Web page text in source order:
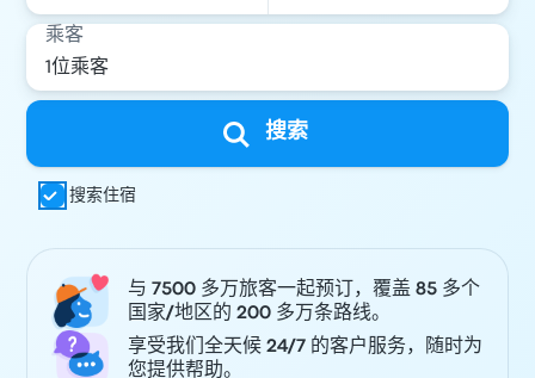
乘客
搜索
搜索住宿
与 7500 多万旅客一起预订，覆盖 85 多个
国家/地区的 200 多万条路线。
享受我们全天候 24/7 的客户服务，随时为
您提供帮助。